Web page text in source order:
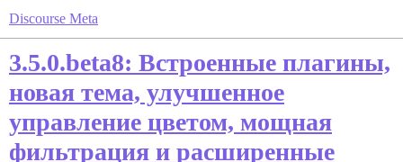
Discourse Meta
3.5.0.beta8: Встроенные плагины,
новая тема, улучшенное
управление цветом, мощная
фильтрация и расширенные